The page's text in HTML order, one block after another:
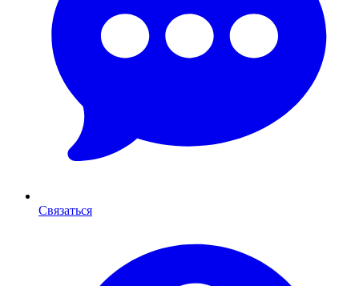
Связаться